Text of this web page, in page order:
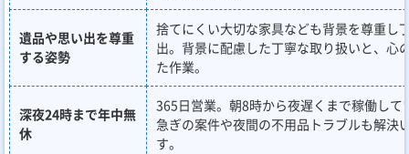
遺品や思い出を尊重
する姿勢
捨てにくい大切な家具なども背景を尊重し
出。背景に配慮した丁寧な取り扱いと、心
た作業。
深夜24時まで年中無
休
365日営業。朝8時から夜遅くまで稼働して
急ぎの案件や夜間の不用品トラブルも解決
す。